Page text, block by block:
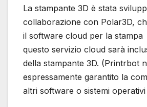
La stampante 3D è stata
collaborazione con Polar3D,
il software cloud per la stampa
questo servizio cloud sarà
della stampante 3D. (Printrbot
espressamente garantito la
altri software o sistemi